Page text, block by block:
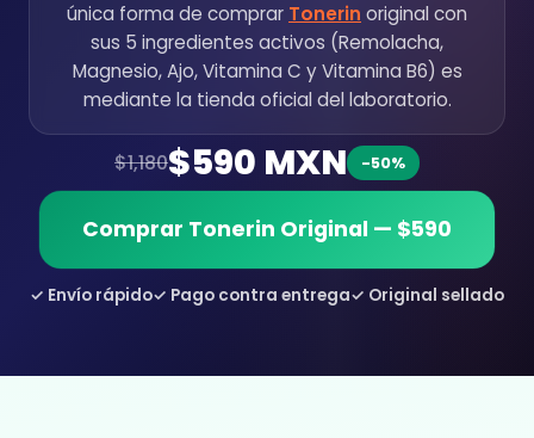
única forma de comprar Tonerin original con
sus 5 ingredientes activos (Remolacha,
Magnesio, Ajo, Vitamina C y Vitamina B6) es
mediante la tienda oficial del laboratorio.
$1,180$590 MXN -50%
Comprar Tonerin Original — $590
✓ Envío rápido✓ Pago contra entrega✓ Original sellado